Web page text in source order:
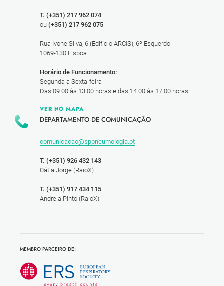
T. (+351) 217 962 074
ou (+351) 217 962 075
Rua Ivone Silva, 6 (Edifício ARCIS), 6º Esquerdo
1069-130 Lisboa
Horário de Funcionamento:
Segunda a Sexta-feira
Das 09:00 às 13:00 horas e das 14:00 às 17:00 horas.
VER NO MAPA
DEPARTAMENTO DE COMUNICAÇÃO
comunicacao@sppneumologia.pt
T. (+351) 926 432 143
Cátia Jorge (RaioX)
T. (+351) 917 434 115
Andreia Pinto (RaioX)
MEMBRO PARCEIRO DE: